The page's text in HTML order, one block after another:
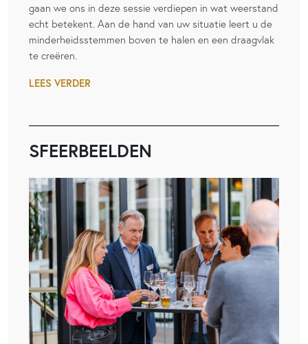
gaan we ons in deze sessie verdiepen in wat weerstand
echt betekent. Aan de hand van uw situatie leert u de
minderheidsstemmen boven te halen en een draagvlak
te creëren.
LEES VERDER
SFEERBEELDEN